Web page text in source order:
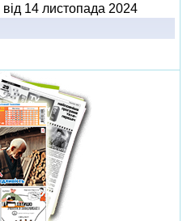
від 14 листопада 2024